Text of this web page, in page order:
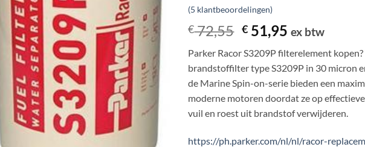
Gewaardeerd
4.8op 5
gebaseerd
op
5
(5 klantbeoordelingen)
€72,55 Oorspronkelijke
prijs
was:
€ 72,55.
€51,95Huidige
is:
€ 51,95.
ex btw
Parker Racor S3209P filterelement
brandstoffilter type S3209P in 30 micron
de Marine Spin-on-serie bieden een
moderne motoren doordat ze op effectieve
vuil en roest uit brandstof verwijderen.
https://ph.parker.com/nl/nl/racor-